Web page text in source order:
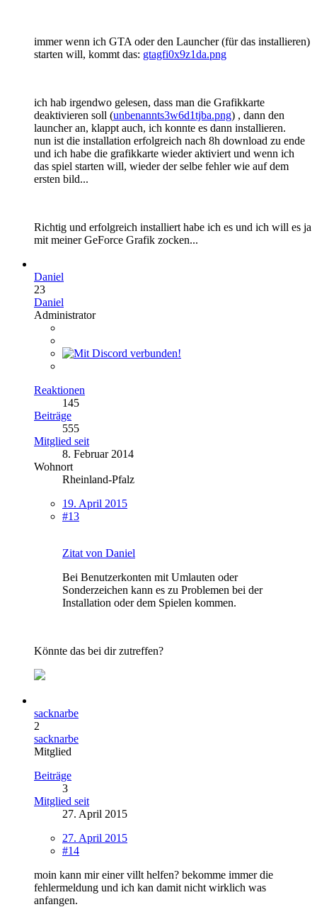
immer wenn ich GTA oder den Launcher (für das installieren)
starten will, kommt das: gtagfi0x9z1da.png
ich hab irgendwo gelesen, dass man die Grafikkarte
deaktivieren soll (unbenannts3w6d1tjba.png) , dann den
launcher an, klappt auch, ich konnte es dann installieren.
nun ist die installation erfolgreich nach 8h download zu ende
und ich habe die grafikkarte wieder aktiviert und wenn ich
das spiel starten will, wieder der selbe fehler wie auf dem
ersten bild...
Richtig und erfolgreich installiert habe ich es und ich will es ja
mit meiner GeForce Grafik zocken...
Daniel
23
Daniel
Administrator
Reaktionen
145
Beiträge
555
Mitglied seit
8. Februar 2014
Wohnort
Rheinland-Pfalz
19. April 2015
#13
Zitat von Daniel
Bei Benutzerkonten mit Umlauten oder
Sonderzeichen kann es zu Problemen bei der
Installation oder dem Spielen kommen.
Könnte das bei dir zutreffen?
sacknarbe
2
sacknarbe
Mitglied
Beiträge
3
Mitglied seit
27. April 2015
27. April 2015
#14
moin kann mir einer villt helfen? bekomme immer die
fehlermeldung und ich kan damit nicht wirklich was
anfangen.